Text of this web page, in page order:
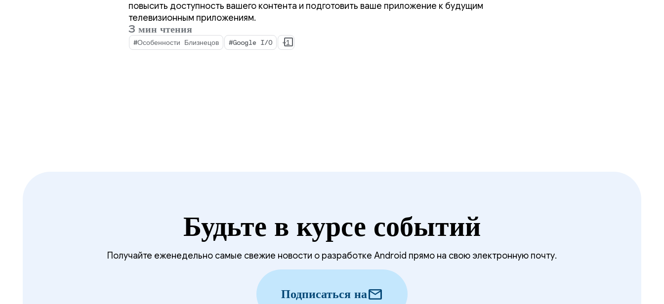
повысить доступность вашего контента и подготовить ваше приложение к будущим
телевизионным приложениям.
3 мин чтения
#Особенности Близнецов #Google I/O +1
Будьте в курсе событий
Получайте еженедельно самые свежие новости о разработке Android прямо на свою электронную почту.
Подписаться наmail